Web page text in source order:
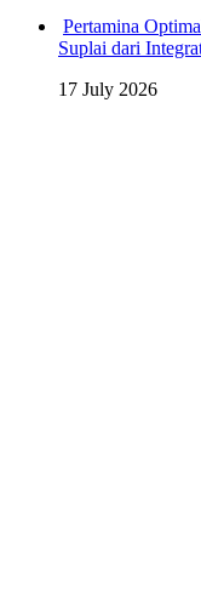
Pertamina
Suplai dari
17 July 2026